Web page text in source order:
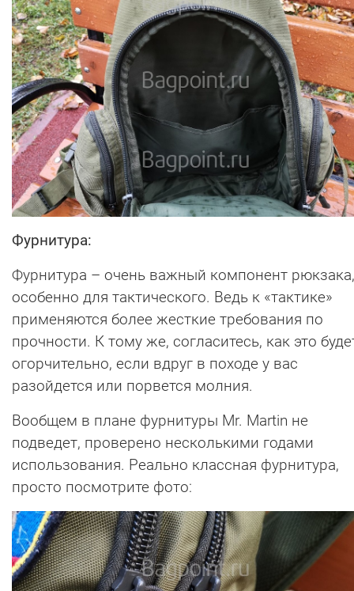
Фурнитура:
Фурнитура – очень важный компонент рюкзака,
особенно для тактического. Ведь к «тактике»
применяются более жесткие требования по
прочности. К тому же, согласитесь, как это
огорчительно, если вдруг в походе у вас
разойдется или порвется молния.
Вообщем в плане фурнитуры Mr. Martin не
подведет, проверено несколькими годами
использования. Реально классная фурнитура,
просто посмотрите фото: